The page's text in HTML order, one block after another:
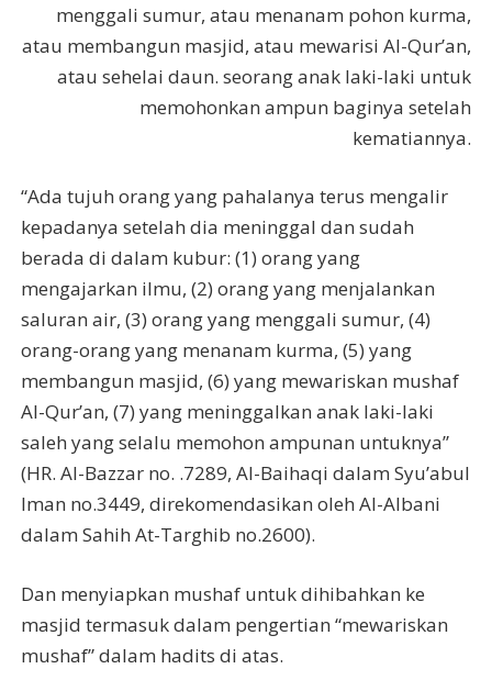
menggali sumur, atau menanam pohon kurma,
atau membangun masjid, atau mewarisi Al-Qur’an,
atau sehelai daun. seorang anak laki-laki untuk
memohonkan ampun baginya setelah
kematiannya.
“Ada tujuh orang yang pahalanya terus mengalir
kepadanya setelah dia meninggal dan sudah
berada di dalam kubur: (1) orang yang
mengajarkan ilmu, (2) orang yang menjalankan
saluran air, (3) orang yang menggali sumur, (4)
orang-orang yang menanam kurma, (5) yang
membangun masjid, (6) yang mewariskan mushaf
Al-Qur’an, (7) yang meninggalkan anak laki-laki
saleh yang selalu memohon ampunan untuknya”
(HR. Al-Bazzar no. .7289, Al-Baihaqi dalam Syu’abul
Iman no.3449, direkomendasikan oleh Al-Albani
dalam Sahih At-Targhib no.2600).
Dan menyiapkan mushaf untuk dihibahkan ke
masjid termasuk dalam pengertian “mewariskan
mushaf” dalam hadits di atas.